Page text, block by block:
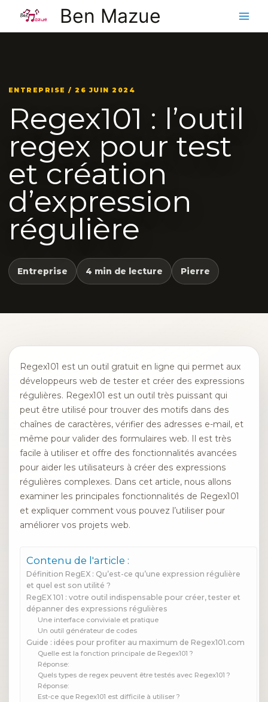
contenu
Ben Mazue
ENTREPRISE / 26 JUIN 2024
Regex101 : l’outil
regex pour test
et création
d’expression
régulière
Entreprise 4 min de lecture Pierre
Regex101 est un outil gratuit en ligne qui permet aux
développeurs web de tester et créer des expressions
régulières. Regex101 est un outil très puissant qui
peut être utilisé pour trouver des motifs dans des
chaînes de caractères, vérifier des adresses e-mail, et
même pour valider des formulaires web. Il est très
facile à utiliser et offre des fonctionnalités avancées
pour aider les utilisateurs à créer des expressions
régulières complexes. Dans cet article, nous allons
examiner les principales fonctionnalités de Regex101
et expliquer comment vous pouvez l’utiliser pour
améliorer vos projets web.
Contenu de l'article :
Définition RegEX : Qu’est-ce qu’une expression régulière
et quel est son utilité ?
RegEX 101 : votre outil indispensable pour créer, tester et
dépanner des expressions régulières
Une interface conviviale et pratique
Un outil générateur de codes
Guide : idées pour profiter au maximum de Regex101.com
Quelle est la fonction principale de Regex101 ?
Réponse:
Quels types de regex peuvent être testés avec Regex101 ?
Réponse:
Est-ce que Regex101 est difficile à utiliser ?